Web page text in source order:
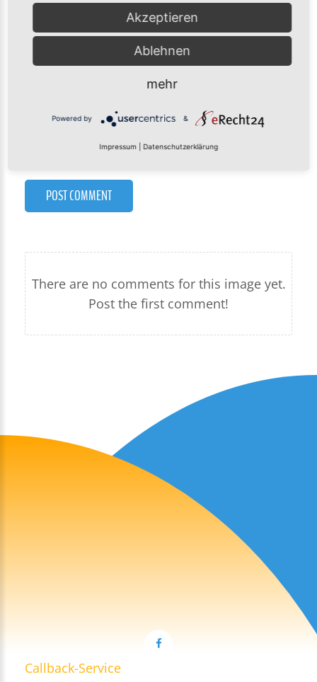
POST COMMENT
There are no comments for this image yet.
Post the first comment!
Callback-Service
Akzeptieren
Ablehnen
mehr
Powered by &
Impressum Datenschutzerklärung